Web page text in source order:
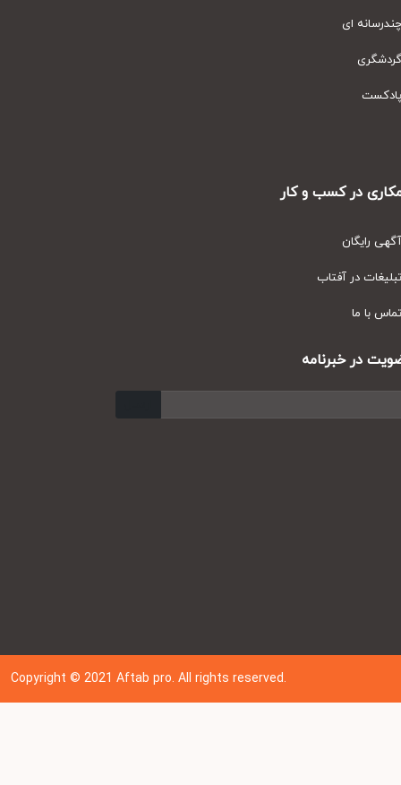
ای
در کسب و کار
رایگان
در آفتاب
با ما
در خبرنامه
Copyright © 202 1Aftab pro. All rights reserved.